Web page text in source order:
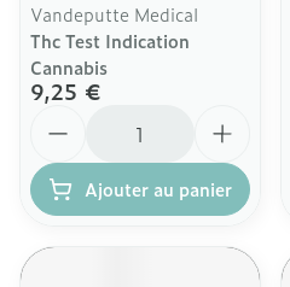
Vandeputte Medical
Thc Test Indication
Cannabis
9,25 €
Ajouter au panier